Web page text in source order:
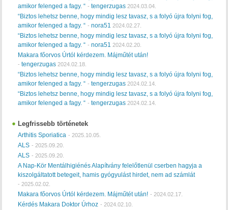
amikor felenged a fagy. “ -tengerzugas 2024.03.04.
“Biztos lehetsz benne, hogy mindig lesz tavasz, s a folyó újra folyni fog,
amikor felenged a fagy. “ -nora51 2024.02.27.
“Biztos lehetsz benne, hogy mindig lesz tavasz, s a folyó újra folyni fog,
amikor felenged a fagy. “ -nora51 2024.02.20.
Makara főorvos Úrtól kérdezem. Májműtét után!
-tengerzugas 2024.02.18.
“Biztos lehetsz benne, hogy mindig lesz tavasz, s a folyó újra folyni fog,
amikor felenged a fagy. “ -tengerzugas 2024.02.14.
“Biztos lehetsz benne, hogy mindig lesz tavasz, s a folyó újra folyni fog,
amikor felenged a fagy. “ -tengerzugas 2024.02.14.
Legfrissebb történetek
Arthitis Sporiatica - 2025.10.05.
ALS - 2025.09.20.
ALS - 2025.09.20.
A Nap-Kör Mentálhigiénés Alapítvány felelőtlenül cserben hagyja a
kiszolgáltatott betegeit, hamis gyógyulást hirdet, nem ad számlát
- 2025.02.02.
Makara főorvos Úrtól kérdezem. Májműtét után! - 2024.02.17.
Kérdés Makara Doktor Úrhoz - 2024.02.10.